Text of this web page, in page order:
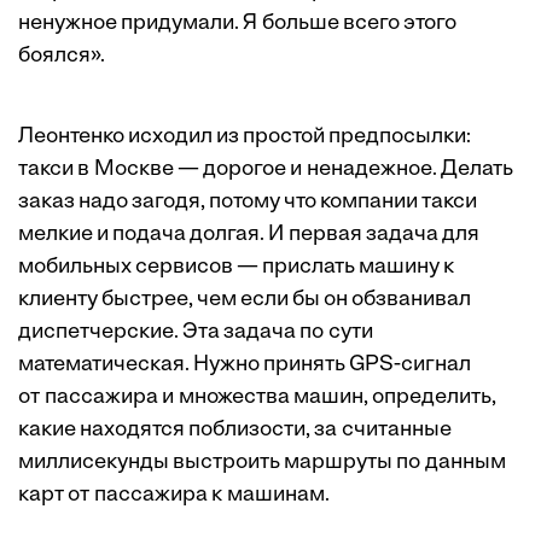
ненужное придумали. Я больше всего этого
боялся».
Леонтенко исходил из простой предпосылки:
такси в Москве — дорогое и ненадежное. Делать
заказ надо загодя, потому что компании такси
мелкие и подача долгая. И первая задача для
мобильных сервисов — прислать машину к
клиенту быстрее, чем если бы он обзванивал
диспетчерские. Эта задача по сути
математическая. Нужно принять GPS-сигнал
от пассажира и множества машин, определить,
какие находятся поблизости, за считанные
миллисекунды выстроить маршруты по данным
карт от пассажира к машинам.